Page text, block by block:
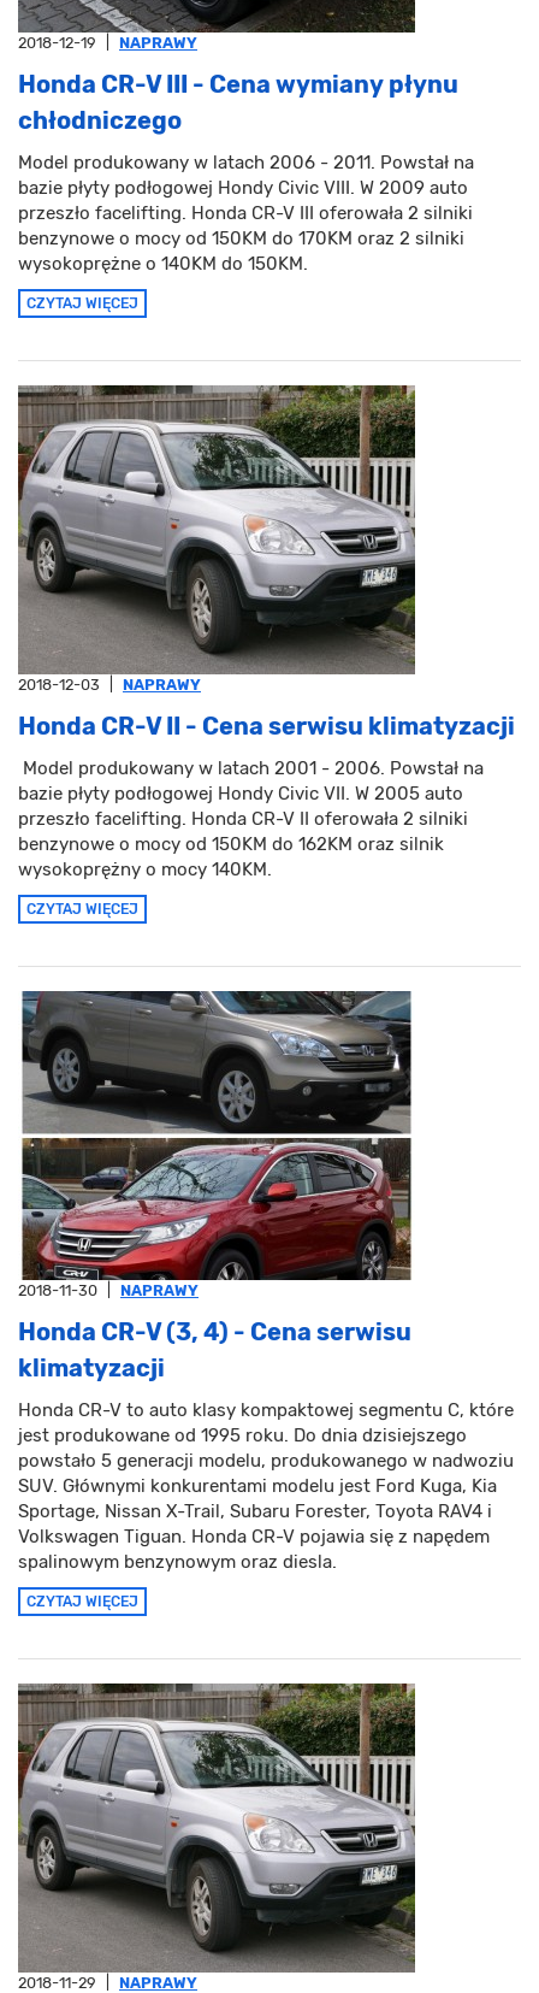
2018-12-19 NAPRAWY
Honda CR-V III - Cena wymiany płynu
chłodniczego
Model produkowany w latach 2006 - 2011. Powstał na
bazie płyty podłogowej Hondy Civic VIII. W 2009 auto
przeszło facelifting. Honda CR-V III oferowała 2 silniki
benzynowe o mocy od 150KM do 170KM oraz 2 silniki
wysokoprężne o 140KM do 150KM.
CZYTAJ WIĘCEJ
2018-12-03 NAPRAWY
Honda CR-V II - Cena serwisu klimatyzacji
Model produkowany w latach 2001 - 2006. Powstał na
bazie płyty podłogowej Hondy Civic VII. W 2005 auto
przeszło facelifting. Honda CR-V II oferowała 2 silniki
benzynowe o mocy od 150KM do 162KM oraz silnik
wysokoprężny o mocy 140KM.
CZYTAJ WIĘCEJ
2018-11-30 NAPRAWY
Honda CR-V (3, 4) - Cena serwisu
klimatyzacji
Honda CR-V to auto klasy kompaktowej segmentu C, które
jest produkowane od 1995 roku. Do dnia dzisiejszego
powstało 5 generacji modelu, produkowanego w nadwoziu
SUV. Głównymi konkurentami modelu jest Ford Kuga, Kia
Sportage, Nissan X-Trail, Subaru Forester, Toyota RAV4 i
Volkswagen Tiguan. Honda CR-V pojawia się z napędem
spalinowym benzynowym oraz diesla.
CZYTAJ WIĘCEJ
2018-11-29 NAPRAWY